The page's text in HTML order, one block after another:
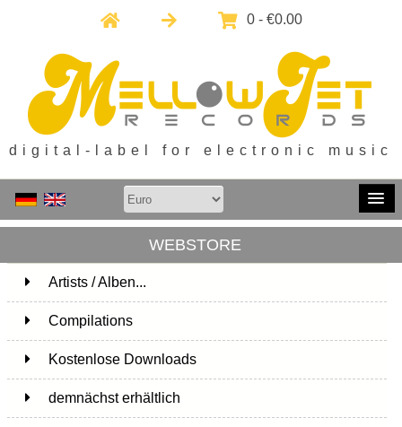
0 - €0.00
digital-label for electronic music
WEBSTORE
Artists / Alben...
Compilations
Kostenlose Downloads
demnächst erhältlich